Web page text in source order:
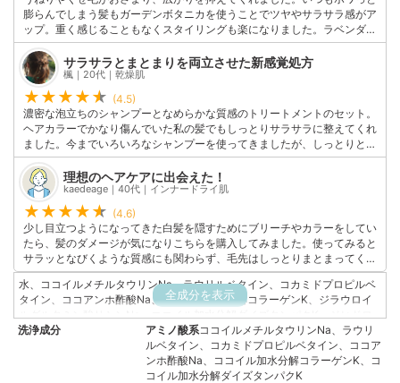
膨らんでしまう髪もガーデンボタニカを使うことでツヤやサラサラ感がア
ップ。重く感じることもなくスタイリングも楽になりました。ラベンダー
とゼラニウムの精油のブレンドが、バスタイムをリラックスタイムを演
出。シャンプーの泡立ちが良いのも嬉しいです。
サラサラとまとまりを両立させた新感覚処方
楓｜20代｜乾燥肌
(4.5)
濃密な泡立ちのシャンプーとなめらかな質感のトリートメントのセット。
ヘアカラーでかなり傷んでいた私の髪でもしっとりサラサラに整えてくれ
ました。今までいろいろなシャンプーを使ってきましたが、しっとりとサ
ラサラを両立してくれる商品は結構珍しいかも。精油をブレンドした爽や
かな香りもお気に入りで夏に愛用したくなる商品です。
このユーザーの他の口コミを見る
理想のヘアケアに出会えた！
kaedeage｜40代｜インナードライ肌
(4.6)
少し目立つようになってきた白髪を隠すためにブリーチやカラーをしてい
たら、髪のダメージが気になりこちらを購入してみました。使ってみると
サラッとなびくような質感にも関わらず、毛先はしっとりまとまってくれ
てまさに理想的なシャンプー&トリートメント。ボトルもオシャレでシン
プルさを意識したバスルームにもバッチリ合います！
このユーザーの他の口コミを見る
全成分を表示
水、ココイルメチルタウリンNa、ラウリルベタイン、コカミドプロピルベ
タイン、ココアンホ酢酸Na、ココイル加水分解コラーゲンK、ジラウロイ
キシプロピルアルギニンHCl、セラミドNG、セラミドAG、セラミドAP、
セラミドNP、セラミドEOP、γ-ドコサラクトン、デシルグルコシド、ハチ
ミツ、アルニカ花エキス、カミツレ花エキス、アカツメクサ花エキス、マ
ヨラナ葉エキス、ノイバラ果実エキス、セージ葉エキス、リモニウムゲル
洗浄成分 アミノ酸系ココイルメチルタウリンNa、ラウリ
ルベタイン、コカミドプロピルベタイン、ココア
ンホ酢酸Na、ココイル加水分解コラーゲンK、コ
コイル加水分解ダイズタンパクK